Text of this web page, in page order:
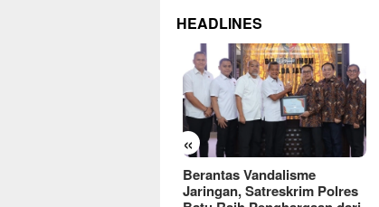
HEADLINES
«
Berantas Vandalisme
Jaringan, Satreskrim Polres